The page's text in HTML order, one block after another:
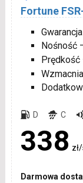
Fortune
Nośność
Prędkość
D C
338
Darmowa